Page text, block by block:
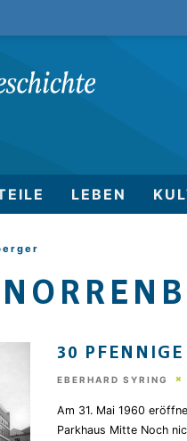
LEBEN
30 PFENNIGE
EBERHARD SYRING
Am 31. Mai 1960
Parkhaus Mitte Noch